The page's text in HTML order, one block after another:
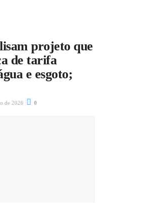
projeto que
de tarifa
e esgoto;
de 2026 0